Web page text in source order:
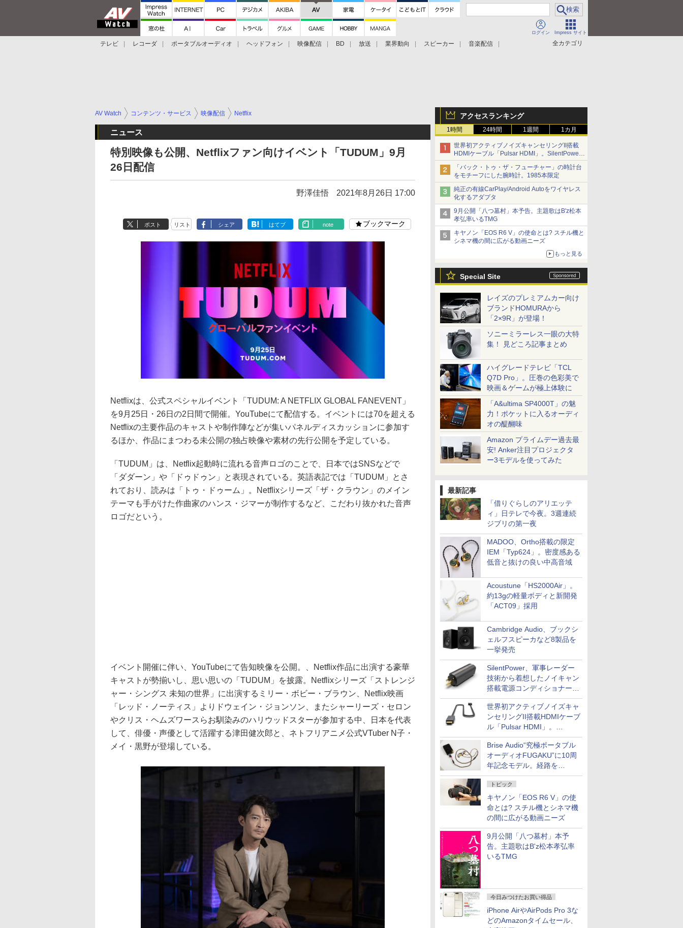
ログイン Impress サイト
全カテゴリ
テレビ レコーダ ポータブルオーディオ ヘッドフォン 映像配信 BD 放送 業界動向 スピーカー
音楽配信
アクセスランキング
1時間 24時間 1週間 1カ月
世界初アクティブノイズキャンセリングII搭載
HDMIケーブル「Pulsar HDMI」。SilentPower
から
「バック・トゥ・ザ・フューチャー」の時計台
をモチーフにした腕時計。1985本限定
純正の有線CarPlay/Android Autoをワイヤレス
化するアダプタ
9月公開「八つ墓村」本予告。主題歌はB'z松本
孝弘率いるTMG
キヤノン「EOS R6 V」の使命とは? スチル機と
シネマ機の間に広がる動画ニーズ
もっと見る
Special Site
レイズのプレミアムカー向け
ブランドHOMURAから
「2×9R」が登場！
ソニーミラーレス一眼の大特
集！ 見どころ記事まとめ
ハイグレードテレビ「TCL
Q7D Pro」。圧巻の色彩美で
映画＆ゲームが極上体験に
「A&ultima SP4000T」の魅
力！ポケットに入るオーディ
オの醍醐味
Amazon プライムデー過去最
安! Anker注目プロジェクタ
ー3モデルを使ってみた
最新記事
「借りぐらしのアリエッテ
ィ」日テレで今夜。3週連続
ジブリの第一夜
MADOO、Ortho搭載の限定
IEM「Typ624」。密度感ある
低音と抜けの良い中高音域
Acoustune「HS2000Air」。
約13gの軽量ボディと新開発
「ACT09」採用
Cambridge Audio、ブックシ
ェルフスピーカなど8製品を
一挙発売
SilentPower、軍事レーダー
技術から着想したノイキャン
搭載電源コンディショナー
「AC iPurifier2」
世界初アクティブノイズキャ
ンセリングII搭載HDMIケーブ
ル「Pulsar HDMI」。
SilentPowerから
Brise Audio“究極ポータブル
オーディオFUGAKU”に10周
年記念モデル。経路を
NISHIKIで統一。400万円
トピック
キヤノン「EOS R6 V」の使
命とは? スチル機とシネマ機
の間に広がる動画ニーズ
9月公開「八つ墓村」本予
告。主題歌はB'z松本孝弘率
いるTMG
今日みつけたお買い得品
iPhone AirやAirPods Pro 3な
どのAmazonタイムセール、
AV Watch コンテンツ・サービス 映像配信 Netflix
ニュース
特別映像も公開、Netflixファン向けイベント「TUDUM」9月
26日配信
野澤佳悟 2021年8月26日 17:00
ポスト リスト シェア はてブ note ブックマーク
Netflixは、公式スペシャルイベント「TUDUM: A NETFLIX GLOBAL FANEVENT」
を9月25日・26日の2日間で開催。YouTubeにて配信する。イベントには70を超える
Netflixの主要作品のキャストや制作陣などが集いパネルディスカッションに参加す
るほか、作品にまつわる未公開の独占映像や素材の先行公開を予定している。
「TUDUM」は、Netflix起動時に流れる音声ロゴのことで、日本ではSNSなどで
「ダダーン」や「ドゥドゥン」と表現されている。英語表記では「TUDUM」とさ
れており、読みは「トゥ・ドゥーム」。Netflixシリーズ「ザ・クラウン」のメイン
テーマも手がけた作曲家のハンス・ジマーが制作するなど、こだわり抜かれた音声
ロゴだという。
イベント開催に伴い、YouTubeにて告知映像を公開。、Netflix作品に出演する豪華
キャストが勢揃いし、思い思いの「TUDUM」を披露。Netflixシリーズ「ストレンジ
ャー・シングス 未知の世界」に出演するミリー・ボビー・ブラウン、Netflix映画
「レッド・ノーティス」よりドウェイン・ジョンソン、またシャーリーズ・セロン
やクリス・ヘムズワースらお馴染みのハリウッドスターが参加する中、日本を代表
して、俳優・声優として活躍する津田健次郎と、ネトフリアニメ公式VTuber N子・
メイ・黒野が登場している。